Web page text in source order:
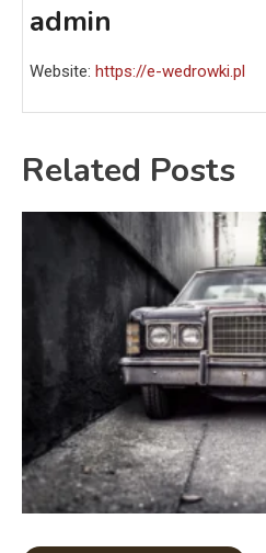
admin
Website: https://e-wedrowki.pl
Related Posts